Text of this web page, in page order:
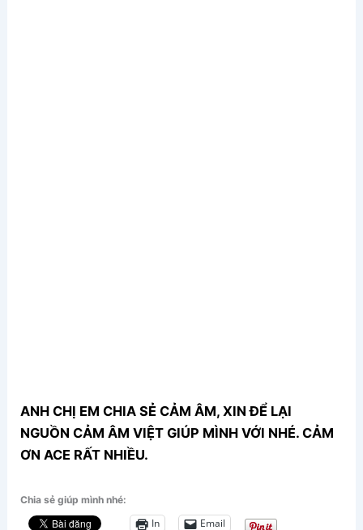
ANH CHỊ EM CHIA SẺ CẢM ÂM, XIN ĐỂ LẠI
NGUỒN CẢM ÂM VIỆT GIÚP MÌNH VỚI NHÉ. CẢM
ƠN ACE RẤT NHIỀU.
Chia sẻ giúp mình nhé:
In Email